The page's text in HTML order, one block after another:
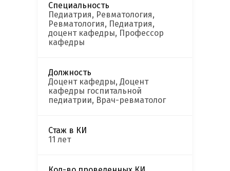
Специальность
Педиатрия, Ревматология,
Ревматология, Педиатрия,
доцент кафедры, Профессор
кафедры
Должность
Доцент кафедры, Доцент
кафедры госпитальной
педиатрии, Врач-ревматолог
Стаж в КИ
11 лет